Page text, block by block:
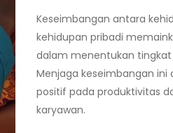
Keseimbangan antara
kehidupan pribadi
dalam menentukan tingkat
Menjaga keseimbangan
positif pada produktivitas
karyawan.